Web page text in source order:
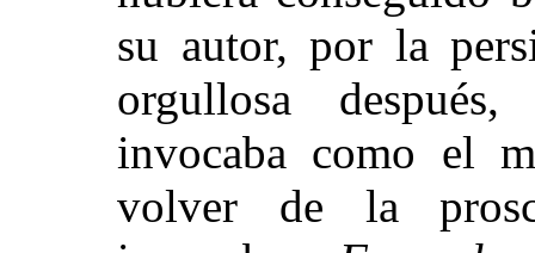
su autor, por la
orgullosa
invocaba como el
volver de la